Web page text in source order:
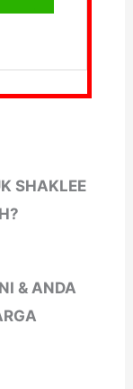
SHAKLEE
& ANDA